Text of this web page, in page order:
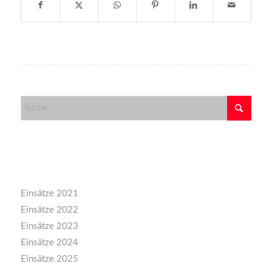
Einsätze 2021
Einsätze 2022
Einsätze 2023
Einsätze 2024
Einsätze 2025